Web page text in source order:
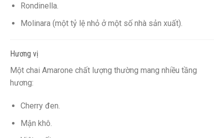
Rondinella.
Molinara (một tỷ lệ nhỏ ở một số nhà sản xuất).
Hương vị
Một chai Amarone chất lượng thường mang nhiều tầng
hương:
Cherry đen.
Mận khô.